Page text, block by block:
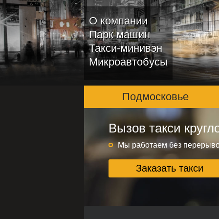
О компании
Парк машин
Такси-минивэн
Микроавтобусы
Подмосковье
Подмосковье и
Круглосуточно без
Заказать такси
Вызов такси
Мы работаем без
Заказать такси